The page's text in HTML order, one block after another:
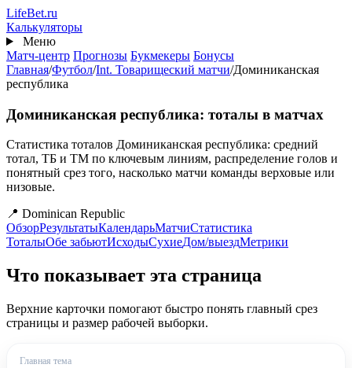
Перейти
к
основному
содержанию
LifeBet.ru
Калькуляторы
Меню
Матч-центр Прогнозы Букмекеры Бонусы
Главная/Футбол/Int. Товарищеский матчи/Доминиканская
республика
Доминиканская республика: тоталы в матчах
Статистика тоталов Доминиканская республика: средний
тотал, ТБ и ТМ по ключевым линиям, распределение голов и
понятный срез того, насколько матчи команды верховые или
низовые.
📍 Dominican Republic
ОбзорРезультатыКалендарьМатчиСтатистика
ТоталыОбе забьютИсходыСухиеДом/выездМетрики
Что показывает эта страница
Верхние карточки помогают быстро понять главный срез
страницы и размер рабочей выборки.
Главная тема